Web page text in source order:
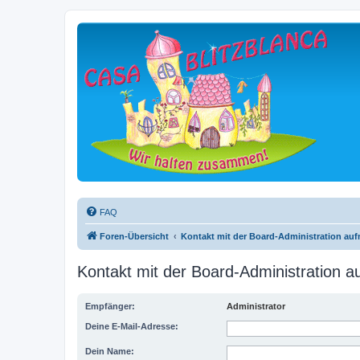
FAQ
Foren-Übersicht Kontakt mit der Board-Administration
Kontakt mit der Board-Administration
Empfänger: Administrator
Deine E-Mail-Adresse:
Dein Name: